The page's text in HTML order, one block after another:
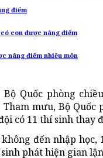
điểm
con được nâng điểm
nâng điểm nhiều môn
Quốc phòng
mưu, Bộ
có 11 thí sinh thay
đến nhập
phát hiện gian